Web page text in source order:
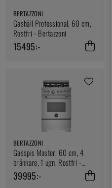
BERTAZZONI
Gashäll Professional, 60 cm,
Rostfri - Bertazzoni
15495:-
BERTAZZONI
Gasspis Master, 60 cm, 4
brännare, 1 ugn, Rostfri -
Bertazzoni
39995:-